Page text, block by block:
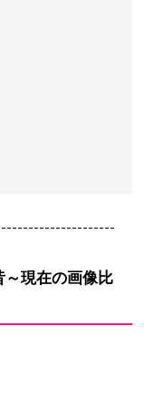
～現在の画像比